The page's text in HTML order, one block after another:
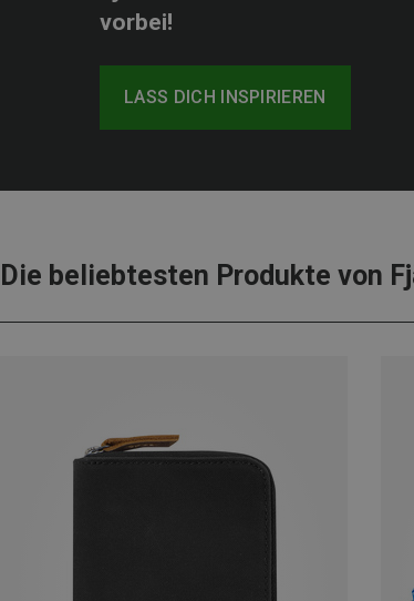
vorbei!
LASS DICH INSPIRIEREN
Die beliebtesten Produkte von